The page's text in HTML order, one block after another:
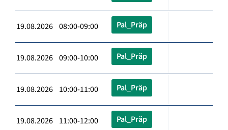
19.08.2026 08:00-09:00 Pal_Präp
19.08.2026 09:00-10:00 Pal_Präp
19.08.2026 10:00-11:00 Pal_Präp
19.08.2026 11:00-12:00 Pal_Präp